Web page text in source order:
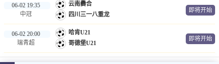
06-02 19:35
中冠
云南爨合
四川三一八重龙
即将开始
06-02 20:00
瑞青超
哈肯U21
哥德堡U21
即将开始